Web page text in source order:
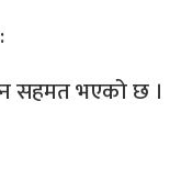
सहमत भएको छ ।